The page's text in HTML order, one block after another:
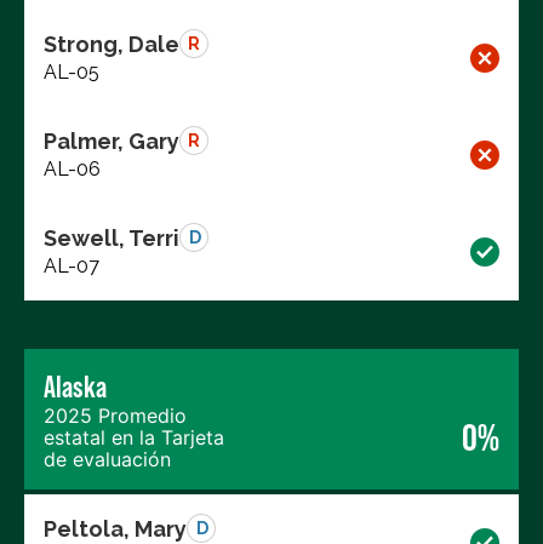
Strong, Dale R
AL-05
Palmer, Gary R
AL-06
Sewell, Terri D
AL-07
Alaska
2025 Promedio
estatal en la Tarjeta
de evaluación
0%
Peltola, Mary D